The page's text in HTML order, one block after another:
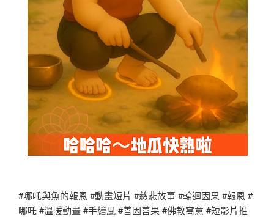
#哪吒與魚的報恩 #動畫短片 #慈悲故事 #輪迴因果 #報恩 #
哪吒 #溫暖動畫 #手繪風 #善因善果 #佛教寓意 #短影片推